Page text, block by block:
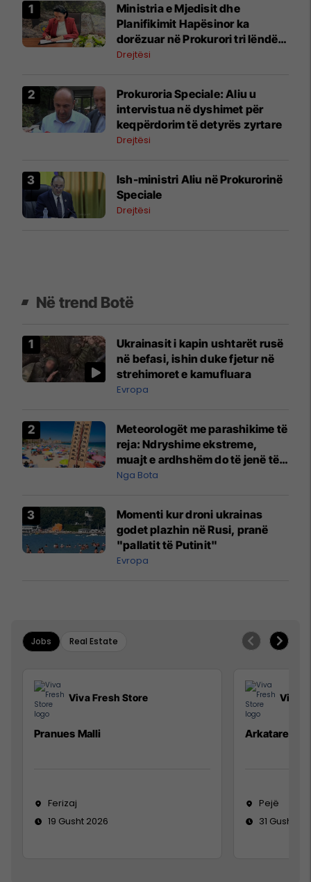
Ministria e Mjedisit dhe
Planifikimit Hapësinor ka
dorëzuar në Prokurori tri lëndë,
nën dyshimet për shpronësim
Drejtësi
Prokuroria Speciale: Aliu u
intervistua në dyshimet për
keqpërdorim të detyrës zyrtare
Drejtësi
Ish-ministri ​Aliu në Prokurorinë
Speciale
Drejtësi
Në trend Botë
Ukrainasit i kapin ushtarët rusë
në befasi, ishin duke fjetur në
strehimoret e kamufluara
Evropa
Meteorologët me parashikime të
reja: Ndryshime ekstreme,
muajt e ardhshëm do të jenë të
pazakontë
Nga Bota
Momenti kur droni ukrainas
godet plazhin në Rusi, pranë
"pallatit të Putinit"
Evropa
Jobs Real Estate
Viva Fresh Store
Pranues Malli
Ferizaj
19 Gusht 2026
Viva
Arkatare
Pejë
31 Gusht